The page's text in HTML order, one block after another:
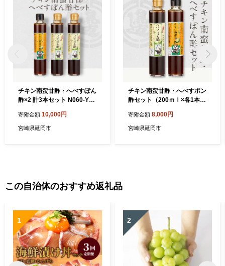
チキン南蛮甘酢・へべすぽん
酢×2 計3本セット N060-YA0
寄附金額 10,000円
宮崎県延岡市
チキン南蛮甘酢・へべすポン
酢セット（200ｍｌ×各1本）
寄附金額 8,000円
宮崎県延岡市
この自治体のおすすめ返礼品
1 2